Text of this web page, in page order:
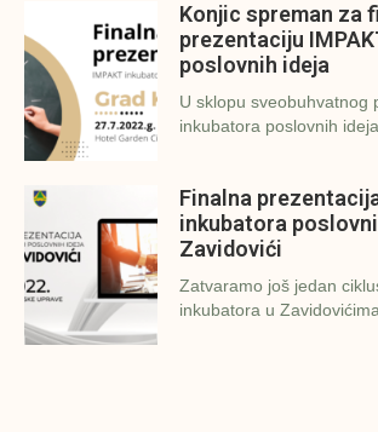
Konjic spreman za
prezentaciju
poslovnih ideja
U sklopu sveobuhvatnog
inkubatora poslovnih
Finalna
inkubatora
Zavidovići
Zatvaramo još jedan
inkubatora u